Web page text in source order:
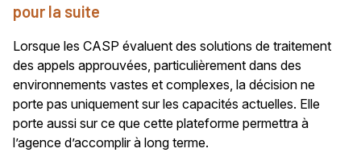
pour la suite
Lorsque les CASP évaluent des solutions de traitement
des appels approuvées, particulièrement dans des
environnements vastes et complexes, la décision ne
porte pas uniquement sur les capacités actuelles. Elle
porte aussi sur ce que cette plateforme permettra à
l’agence d’accomplir à long terme.